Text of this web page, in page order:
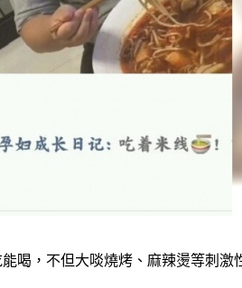
喝，不但大啖燒烤、麻辣燙等刺